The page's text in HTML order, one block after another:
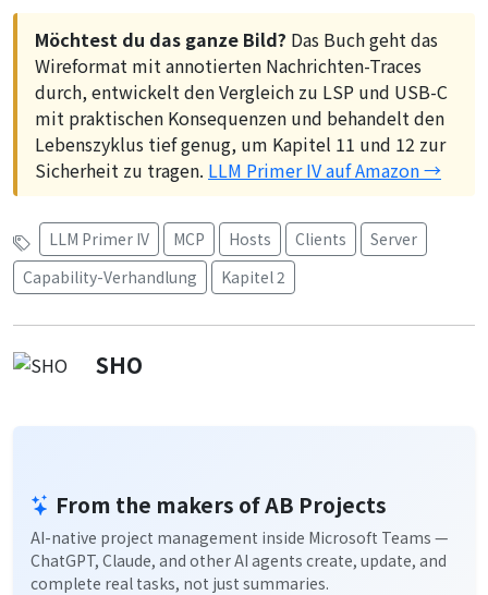
Möchtest du das ganze Bild? Das Buch geht das
Wireformat mit annotierten Nachrichten-Traces
durch, entwickelt den Vergleich zu LSP und USB-C
mit praktischen Konsequenzen und behandelt den
Lebenszyklus tief genug, um Kapitel 11 und 12 zur
Sicherheit zu tragen. LLM Primer IV auf Amazon →
LLM Primer IV MCP Hosts Clients
Server
Capability-Verhandlung
Kapitel 2
SHO
From the makers of AB Projects
AI-native project management inside Microsoft Teams —
ChatGPT, Claude, and other AI agents create, update, and
complete real tasks, not just summaries.